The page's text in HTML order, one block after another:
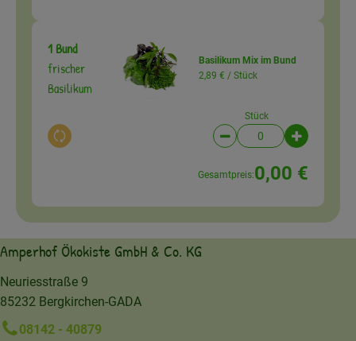
1 Bund
frischer
Basilikum
Auswahl ändern
Basilikum Mix im Bund
2,89 € / Stück
Stück
Artikelanzahl
Gesamtpreis:0,00 €
Amperhof Ökokiste GmbH & Co. KG
Neuriesstraße 9
85232 Bergkirchen-GADA
08142 - 40879